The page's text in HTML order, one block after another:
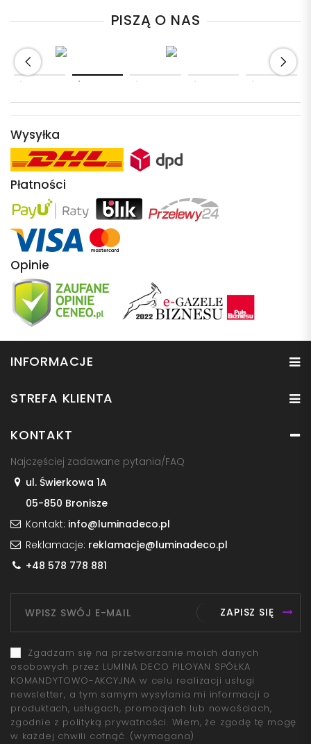
PISZĄ O NAS
Wysyłka
Płatności
Opinie
INFORMACJE
STREFA KLIENTA
KONTAKT
Najczęściej zadawane pytania/FAQ
ul. Świerkowa 1A
05-850 Bronisze
Kontakt: info@luminadeco.pl
Reklamacje: reklamacje@luminadeco.pl
+48 578 778 881
ZAPISZ SIĘ
Zgadzam się na przetwarzanie moich danych
osobowych przez LUMINA DECO PILOYAN SPÓŁKA
KOMANDYTOWO-AKCYJNA w celu realizacji usługi
newsletter, a tym samym wysyłania mi informacji o
produktach, usługach, promocjach lub nowościach,
zgodnie z polityką prywatności. Wiem, że zgodę tę mogę
w każdej chwili cofnąć. (wymagana)